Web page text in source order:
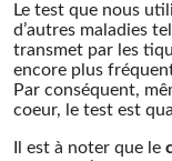
Le test que nous
d’autres maladies
transmet par les
encore plus
Par conséquent,
coeur, le test est
Il est à noter que le